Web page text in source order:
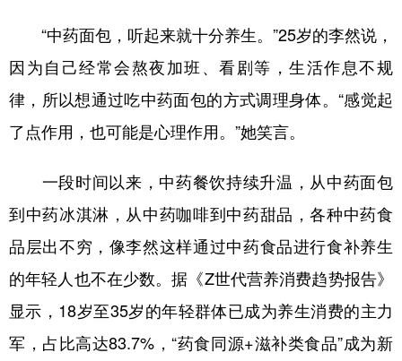
公益 一带一路 亚太网 上市公司
文化产业
北京 天津 河北 山西
辽宁 吉林 上海 江苏
浙江 安徽 福建 江西
山东 河南 湖北 湖南
“中药面包，听起来就十分养生。”25岁的李然说，
因为自己经常会熬夜加班、看剧等，生活作息不规
律，所以想通过吃中药面包的方式调理身体。“感觉起
了点作用，也可能是心理作用。”她笑言。
一段时间以来，中药餐饮持续升温，从中药面包
到中药冰淇淋，从中药咖啡到中药甜品，各种中药食
品层出不穷，像李然这样通过中药食品进行食补养生
的年轻人也不在少数。据《Z世代营养消费趋势报告》
显示，18岁至35岁的年轻群体已成为养生消费的主力
军，占比高达83.7%，“药食同源+滋补类食品”成为新